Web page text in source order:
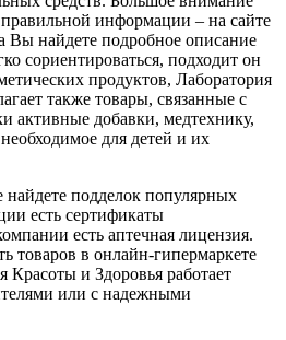
информации – на сайте
Вы найдете подробное описание
сориентироваться, подходит он
продуктов, Лаборатория
также товары, связанные с
активные добавки, медтехнику,
для детей и их
подделок популярных
есть сертификаты
есть аптечная лицензия.
товаров в онлайн-гипермаркете
Красоты и Здоровья работает
или с надежными